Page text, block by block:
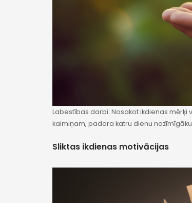
Labestības darbi: Nosakot ikdienas
kaimiņam, padara katru dienu
Sliktas ikdienas motivācijas